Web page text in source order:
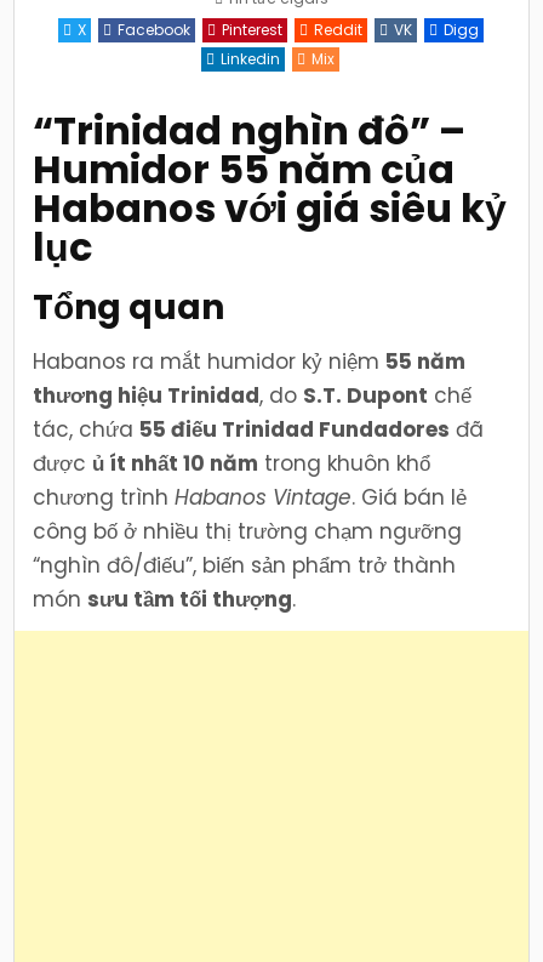
đô”
–
với
siêu
kỷ
lục
X
Facebook Pinterest Reddit VK
Digg
Linkedin
Mix
“Trinidad nghìn đô” –
Humidor 55 năm của
Habanos với giá siêu kỷ
lục
Tổng quan
Habanos ra mắt humidor kỷ niệm 55 năm
thương hiệu Trinidad, do S.T. Dupont chế
tác, chứa 55 điếu Trinidad Fundadores đã
được ủ ít nhất 10 năm trong khuôn khổ
chương trìnhHabanos Vintage. Giá bán lẻ
công bố ở nhiều thị trường chạm ngưỡng
“nghìn đô/điếu”, biến sản phẩm trở thành
mónsưu tầm tối thượng.